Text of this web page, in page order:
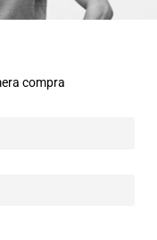
compra